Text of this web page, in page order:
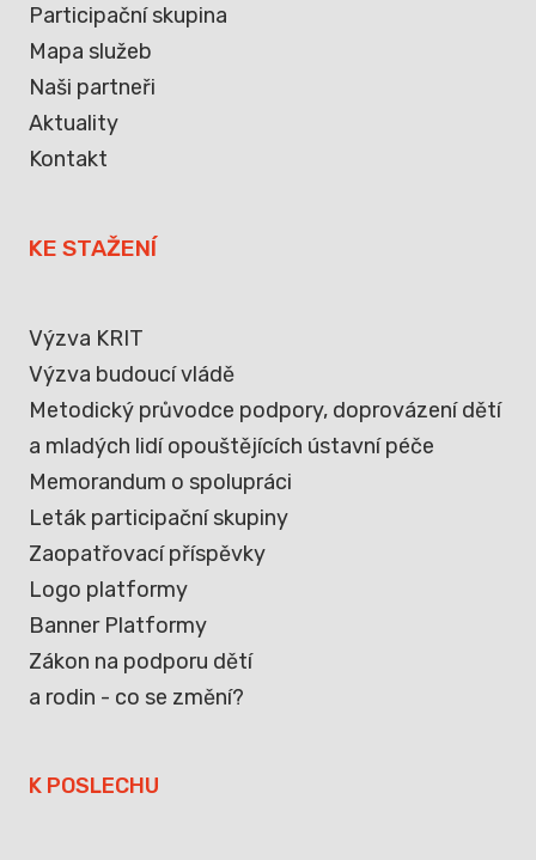
Participační skupina
Mapa služeb
Naši partneři
Aktuality
Kontakt
KE STAŽENÍ
Výzva KRIT
Výzva budoucí vládě
Metodický průvodce podpory, doprovázení dětí
a mladých lidí opouštějících ústavní péče
Memorandum o spolupráci
Leták participační skupiny
Zaopatřovací příspěvky
Logo platformy
Banner Platformy
Zákon na podporu dětí
a rodin - co se změní?
K POSLECHU